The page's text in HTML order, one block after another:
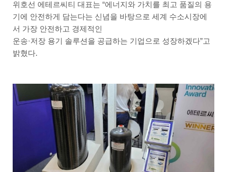
위호선 에테르씨티 대표는 “에너지와 가치를 최고 품질의 용
기에 안전하게 담는다는 신념을 바탕으로 세계 수소시장에
서 가장 안전하고 경제적인
운송·저장 용기 솔루션을 공급하는 기업으로 성장하겠다”고
밝혔다.